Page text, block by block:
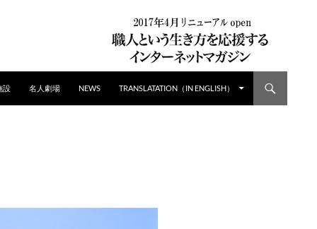
設 名人劇場 NEWS TRANSLATATION（IN ENGLISH）